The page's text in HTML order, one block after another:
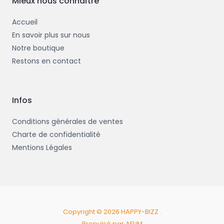
f
Accueil
En savoir plus sur nous
Notre boutique
Restons en contact
Infos
Conditions générales de ventes
Charte de confidentialité
Mentions Légales
Copyright © 2026 HAPPY-BIZZ .